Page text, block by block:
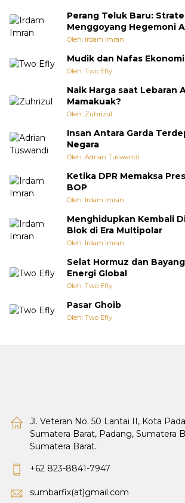
Perang Teluk Baru:
Menggoyang Hegemoni
Oleh: Irdam Imran
Mudik dan Nafas
Oleh: Two Efly
Naik Harga saat Lebaran
Mamakuak?
Oleh: Zuhrizul
Insan Antara Garda
Negara
Oleh: Adrian Tuswandi
Ketika DPR Memaksa
BOP
Oleh: Irdam Imran
Menghidupkan Kembali
Blok di Era Multipolar
Oleh: Irdam Imran
Selat Hormuz dan
Energi Global
Oleh: Two Efly
Pasar Ghoib
Oleh: Two Efly
Jl. Veteran No. 50 Lantai II, Kota
Sumatera Barat, Padang, Sumatera
Sumatera Barat.
+62 823-8841-7947
sumbarfix(at)gmail.com